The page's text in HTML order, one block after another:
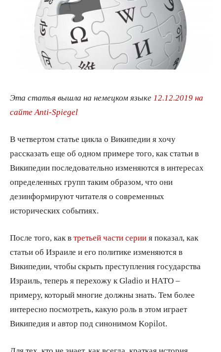
Эта статья вышла на немецком языке 12.12.2019 на
сайте Anti-Spiegel
В четвертом статье цикла о Википедии я хочу
рассказать еще об одном примере того, как статьи в
Википедии последовательно изменяются в интересах
определенных групп таким образом, что они
дезинформируют читателя о современных
исторических событиях.
После того, как в третьей части серии я показал, как
статьи об Израиле и его политике изменяются в
Википедии, чтобы скрыть преступления государства
Израиль, теперь я перехожу к Gladio и НАТО –
примеру, который многие должны знать. Тем более
интересно посмотреть, какую роль в этом играет
Википедия и автор под синонимом Kopilot.
Для тех, кто не знает, как всегда, краткая история.